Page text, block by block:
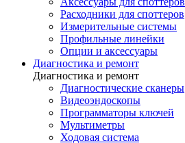
Расходники для споттеров
Измерительные системы
Профильные линейки
Опции и аксессуары
Диагностика и ремонт
Диагностика и ремонт
Диагностические сканеры
Видеоэндоскопы
Программаторы ключей
Мультиметры
Ходовая система